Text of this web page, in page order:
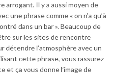
arrogant. Il y a aussi moyen de
une phrase comme « on n’a qu’à
dans un bar ». Beaucoup de
sur les sites de rencontre
détendre l’atmosphère avec un
cette phrase, vous rassurez
et ça vous donne l’image de